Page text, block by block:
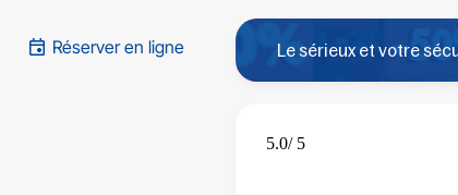
Réserver en ligne Le sérieux et votre